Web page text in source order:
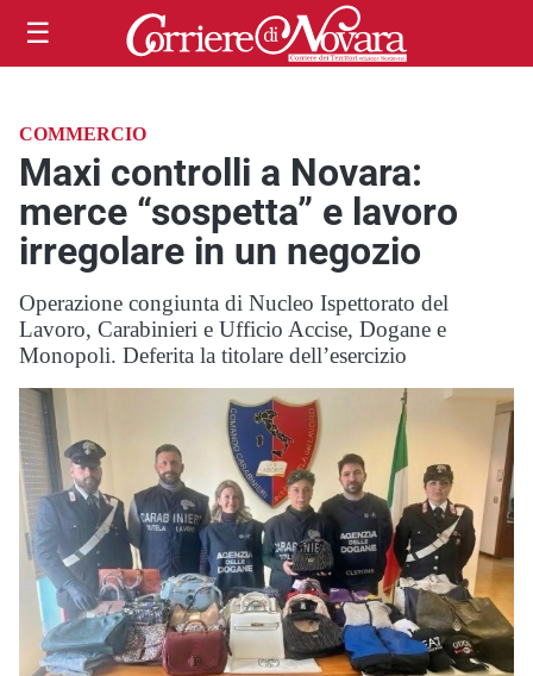
☰
COMMERCIO
Maxi controlli a Novara:
merce “sospetta” e lavoro
irregolare in un negozio
Operazione congiunta di Nucleo Ispettorato del
Lavoro, Carabinieri e Ufficio Accise, Dogane e
Monopoli. Deferita la titolare dell’esercizio